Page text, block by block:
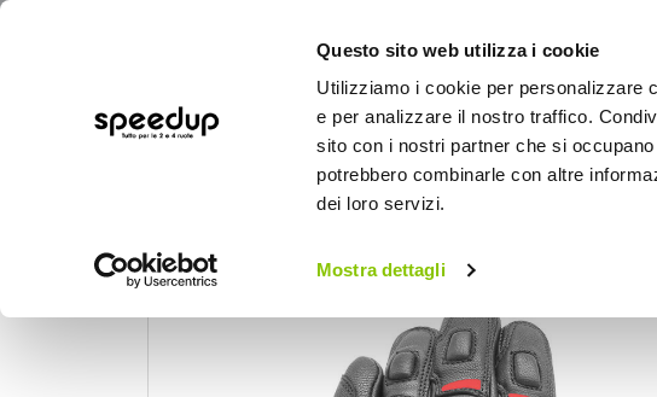
Questo sito web utilizza i cookie
Utilizziamo i cookie per personalizzare
e per analizzare il nostro traffico.
sito con i nostri partner che si
potrebbero combinarle con altre
dei loro servizi.
Mostra dettagli
BICI OUTDOOR
Home